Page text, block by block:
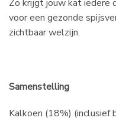
Zo krijgt jouw kat iedere
voor een gezonde
zichtbaar welzijn.
Samenstelling
Kalkoen (18%) (inclusief